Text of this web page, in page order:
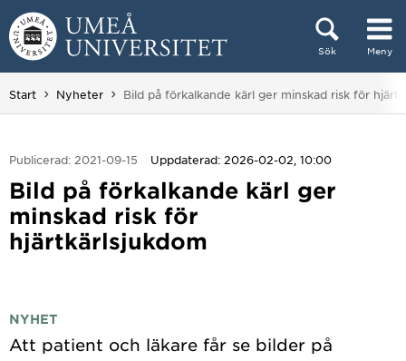
Hoppa direkt till innehållet
Sök Meny
Huvudmenyn dold.
Start Nyheter Du är här:
Bild på förkalkande kärl ger minskad risk för
Publicerad: 2021-09-15 Uppdaterad: 2026-02-02, 10:00
Bild på förkalkande kärl ger
minskad risk för
hjärtkärlsjukdom
NYHET
Att patient och läkare får se bilder på